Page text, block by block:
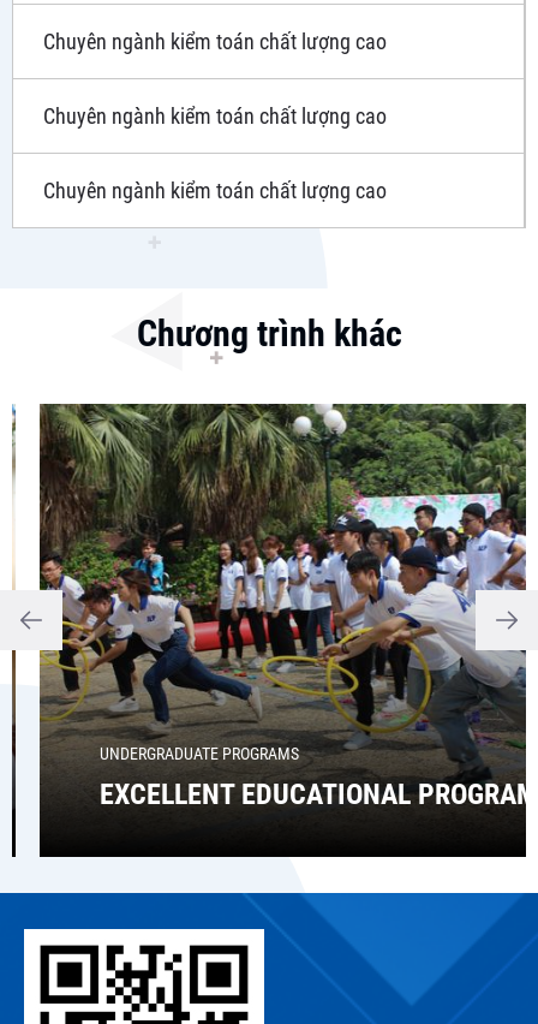
Chuyên ngành kiểm toán chất lượng cao
Chuyên ngành kiểm toán chất lượng cao
Chuyên ngành kiểm toán chất lượng cao
Chương trình khác
UNDERGRADUATE PROGRAMS
EXCELLENT EDUCATIONAL PROGRAMS